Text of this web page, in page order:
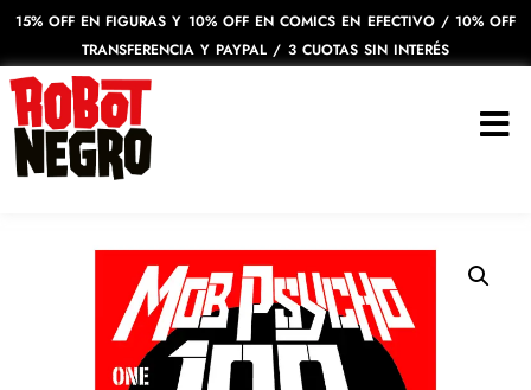
15% OFF EN FIGURAS Y 10% OFF EN COMICS EN EFECTIVO / 10% OFF
TRANSFERENCIA Y PAYPAL / 3 CUOTAS SIN INTERÉS